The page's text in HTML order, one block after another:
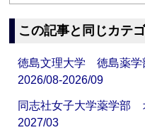
この記事と同じカテ
徳島文理大学 徳島薬
2026/08-2026/09
同志社女子大学薬学部
2027/03